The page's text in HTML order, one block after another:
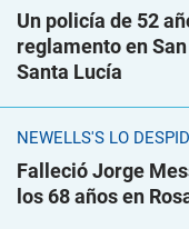
Un policía de 52
reglamento en
Santa Lucía
NEWELLS'S LO
Falleció Jorge
los 68 años en